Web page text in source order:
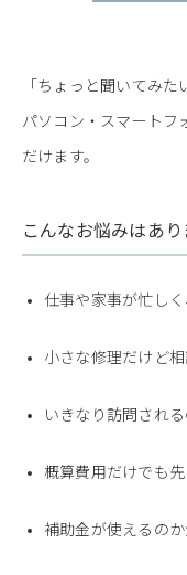
「ちょっと聞いてみた
パソコン・スマートフ
だけます。
こんなお悩みはあり
仕事や家事が忙し
小さな修理だけど
いきなり訪問され
概算費用だけでも
補助金が使えるの